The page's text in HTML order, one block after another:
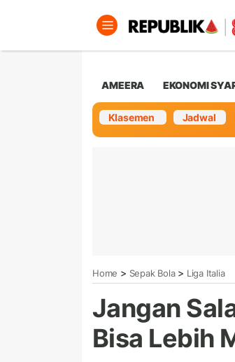
AMEERA EKONOMI
Klasemen Jadwal
Home > Sepak Bola> Liga Italia
Jangan
Bisa Lebih